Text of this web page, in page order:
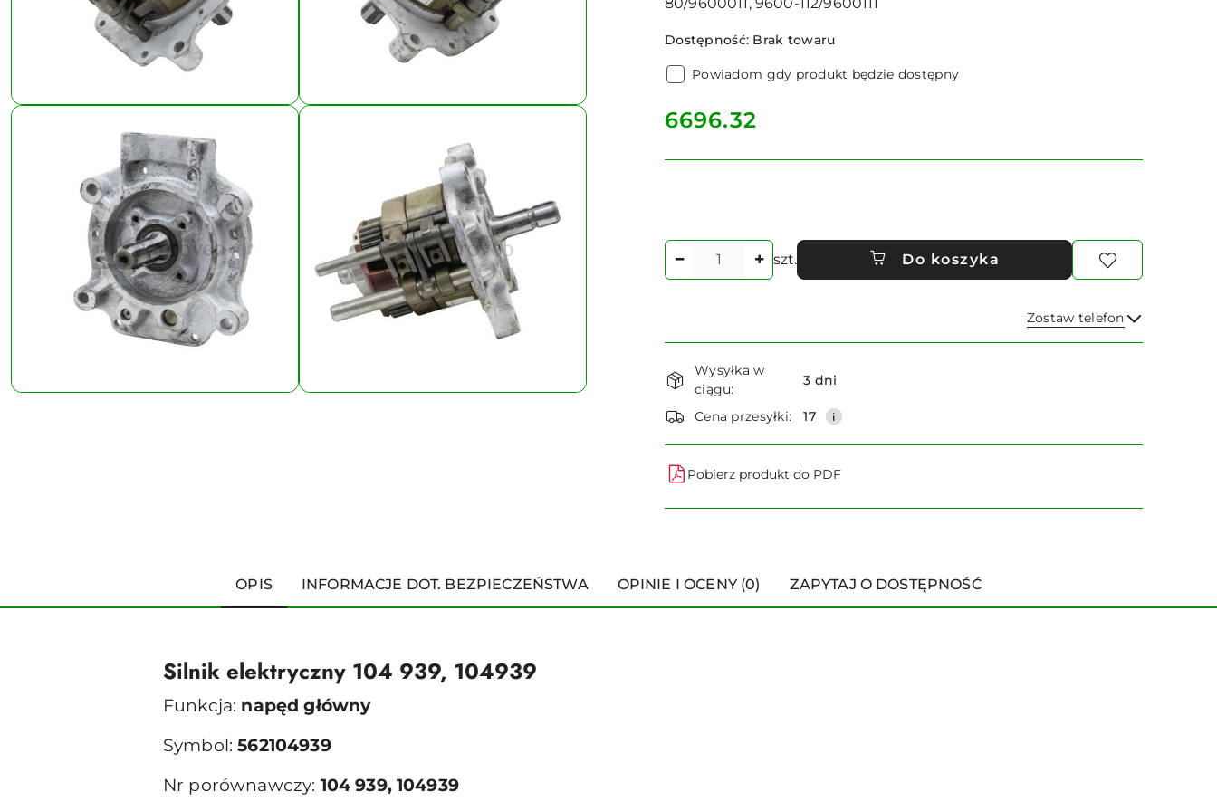
Dostępność: Brak towaru
Powiadom gdy produkt będzie dostępny
cena:
6696.32
Ilość
szt. Do koszyka
Zostaw telefon
Wyślij
Dostępność
i
dostawa
Wysyłka w
ciągu:
3 dni
Cena przesyłki: 17
Pobierz produkt do PDF
OPIS INFORMACJE DOT. BEZPIECZEŃSTWA OPINIE I OCENY (0) ZAPYTAJ O DOSTĘPNOŚĆ
Silnik elektryczny 104 939, 104939
Funkcja: napęd główny
Symbol:562104939
Nr porównawczy: 104 939, 104939